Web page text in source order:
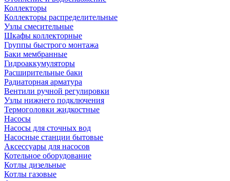
Коллекторы
Коллекторы распределительные
Узлы смесительные
Шкафы коллекторные
Группы быстрого монтажа
Баки мембранные
Гидроаккумуляторы
Расширительные баки
Радиаторная арматура
Вентили ручной регулировки
Узлы нижнего подключения
Термоголовки жидкостные
Насосы
Насосы для сточных вод
Насосные станции бытовые
Аксессуары для насосов
Котельное оборудование
Котлы дизельные
Котлы газовые